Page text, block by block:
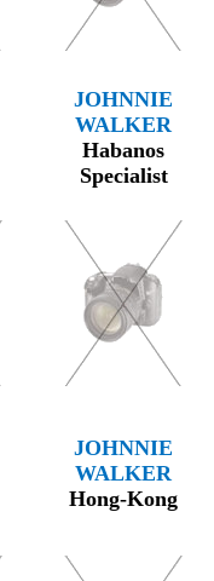
JOHNNIE
WALKER
Habanos
Specialist
JOHNNIE
WALKER
Hong-Kong